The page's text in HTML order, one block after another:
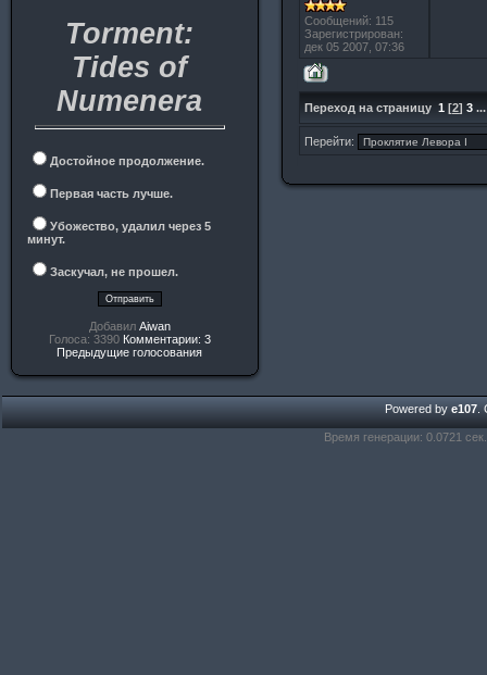
Torment:
Tides of
Numenera
Достойное продолжение.
Первая часть лучше.
Убожество, удалил через 5
минут.
Заскучал, не прошел.
Добавил Aiwan
Голоса: 3390 Комментарии: 3
Предыдущие голосования
Сообщений: 115
Зарегистрирован:
дек 05 2007, 07:36
Переход на страницу 1 [2] 3
Перейти:
Powered by e107
Время генерации: 0.0721